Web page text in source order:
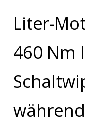
Liter-
460 Nm